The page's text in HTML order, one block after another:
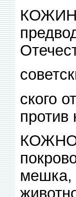
ского
против
мешка,